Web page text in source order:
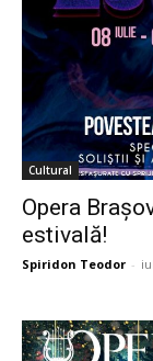
Cultural
Opera
estivală!
Spiridon Teodor -